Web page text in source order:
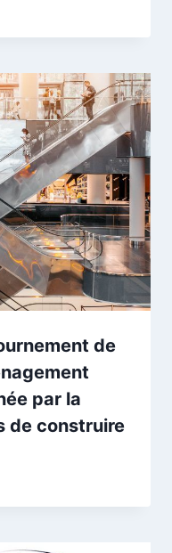
de
par la
de construire